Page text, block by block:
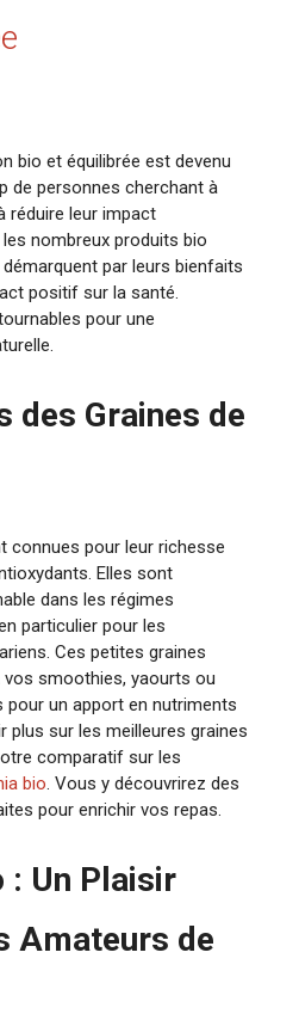
bio et équilibrée est devenu
de personnes cherchant à
réduire leur impact
nombreux produits bio
par leurs bienfaits
positif sur la santé.
pour une
des Graines de
connues pour leur richesse
Elles sont
dans les régimes
particulier pour les
Ces petites graines
smoothies, yaourts ou
un apport en nutriments
plus sur les meilleures graines
comparatif sur les
bio . Vous y découvrirez des
pour enrichir vos repas.
: Un Plaisir
Amateurs de